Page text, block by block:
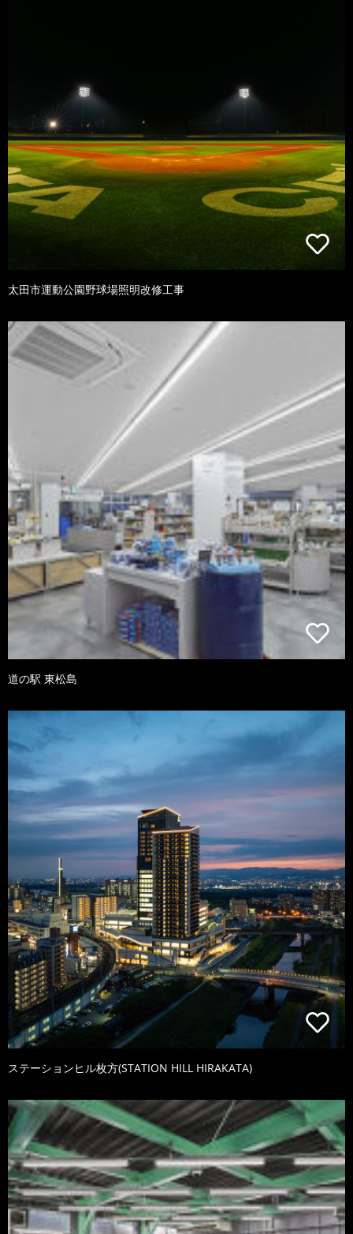
太田市運動公園野球場照明改修工事
道の駅 東松島
ステーションヒル枚方(STATION HILL HIRAKATA)